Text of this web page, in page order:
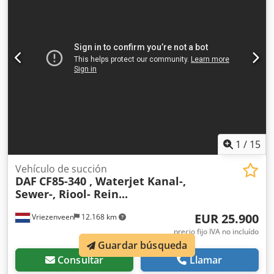
suspensión de ballesta / eje trasero: suspensión
neumática • Tipo: XF 105.410 Space Cab Cjdpfszbuphex Am
Aerf La combinación de cabeza tractora y semirremolque
1 / 15
Vriezenveen 12.168 km
Vehículo de succión
DAF CF85-340 , Waterjet Kanal-,
Sewer-, Riool- Rein...
EUR 25.900
precio fijo IVA no incluído
Consultar Llamar
Guardar búsqueda